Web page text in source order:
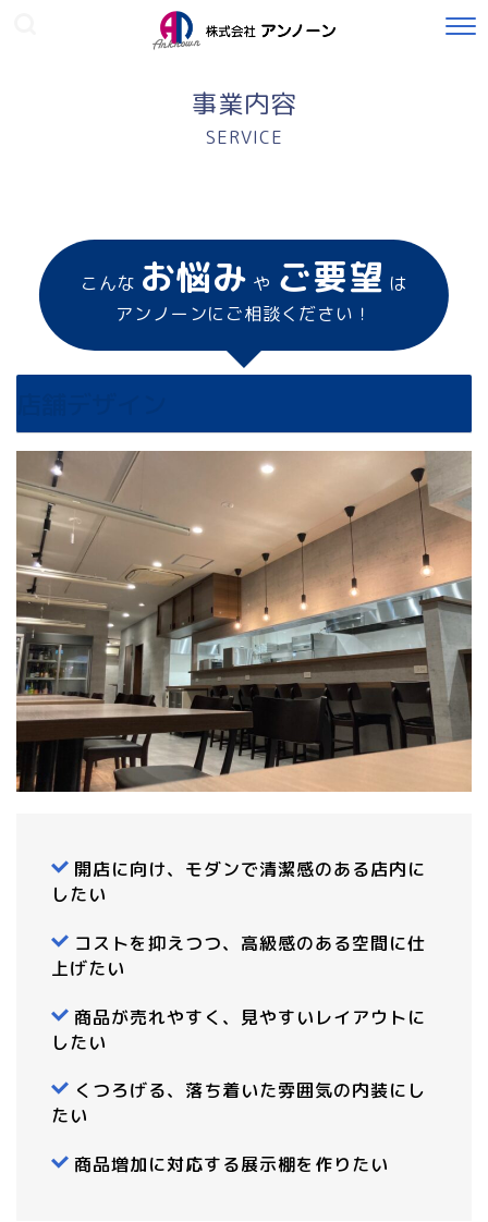
事業内容
こんな お悩み や ご要望 は
アンノーンにご相談ください！
開店に向け、モダンで清潔感のある店内に
したい
コストを抑えつつ、高級感のある空間に仕
上げたい
商品が売れやすく、見やすいレイアウトに
したい
くつろげる、落ち着いた雰囲気の内装にし
たい
商品増加に対応する展示棚を作りたい